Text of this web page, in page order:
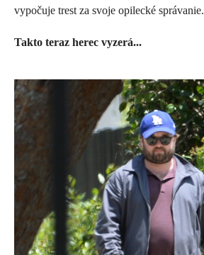
vypočuje trest za svoje opilecké správanie.
Takto teraz herec vyzerá...